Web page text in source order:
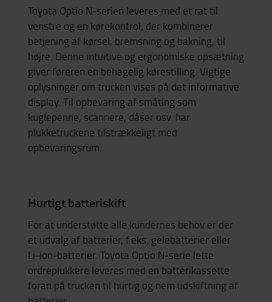
Toyota Optio N-serien leveres med et rat til
venstre og en kørekontrol, der kombinerer
betjening af kørsel, bremsning og bakning, til
højre. Denne intuitive og ergonomiske opsætning
giver føreren en behagelig kørestilling. Vigtige
oplysninger om trucken vises på det informative
display. Til opbevaring af småting som
kuglepenne, scannere, dåser osv. har
plukketruckene tilstrækkeligt med
opbevaringsrum.
Hurtigt batteriskift
For at understøtte alle kundernes behov er der
et udvalg af batterier, f.eks. gelebatterier eller
Li-ion-batterier. Toyota Optio N-serie lette
ordreplukkere leveres med en batterikassette
foran på trucken til hurtig og nem udskiftning af